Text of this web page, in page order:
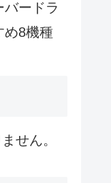
バードラ
め8機種
せん。